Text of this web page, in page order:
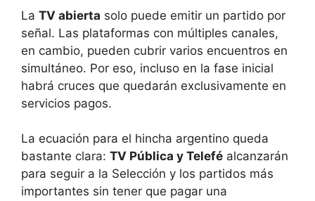
La TV abierta solo puede emitir un partido por
señal. Las plataformas con múltiples canales,
en cambio, pueden cubrir varios encuentros en
simultáneo. Por eso, incluso en la fase inicial
habrá cruces que quedarán exclusivamente en
servicios pagos.
La ecuación para el hincha argentino queda
bastante clara: TV Pública y Telefé alcanzarán
para seguir a la Selección y los partidos más
importantes sin tener que pagar una